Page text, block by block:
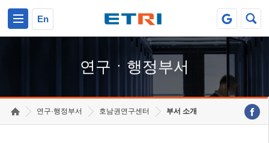
En
연구ㆍ행정부서
연구·행정부서 호남권연구센터 부서 소개